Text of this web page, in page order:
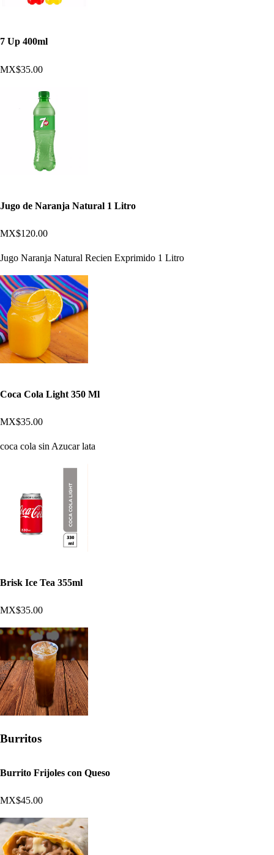
7 Up 400ml
MX$35.00
Jugo de Naranja Natural 1 Litro
MX$120.00
Jugo Naranja Natural Recien Exprimido 1 Litro
Coca Cola Light 350 Ml
MX$35.00
coca cola sin Azucar lata
Brisk Ice Tea 355ml
MX$35.00
Burritos
Burrito Frijoles con Queso
MX$45.00